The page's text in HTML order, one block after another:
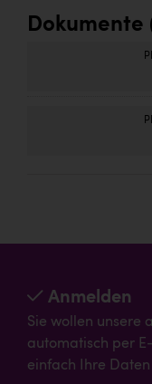
Dokumente
Anmelden
Sie wollen unsere
automatisch per
einfach Ihre